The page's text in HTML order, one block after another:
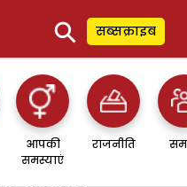
⚲ सब्सक्राइब
आपकी
समस्याएं
राजनीति